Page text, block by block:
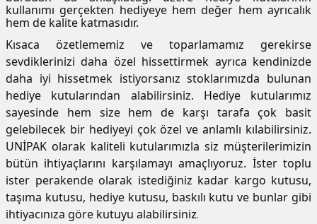
kullanımı gerçekten hediyeye hem değer hem ayrıcalık
hem de kalite katmasıdır.
Kısaca özetlememiz ve toparlamamız gerekirse
sevdiklerinizi daha özel hissettirmek ayrıca kendinizde
daha iyi hissetmek istiyorsanız stoklarımızda bulunan
hediye kutularından alabilirsiniz. Hediye kutularımız
sayesinde hem size hem de karşı tarafa çok basit
gelebilecek bir hediyeyi çok özel ve anlamlı kılabilirsiniz.
UNİPAK olarak kaliteli kutularımızla siz müşterilerimizin
bütün ihtiyaçlarını karşılamayı amaçlıyoruz. İster toplu
ister perakende olarak istediğiniz kadar kargo kutusu,
taşıma kutusu, hediye kutusu, baskılı kutu ve bunlar gibi
ihtiyacınıza göre kutuyu alabilirsiniz.